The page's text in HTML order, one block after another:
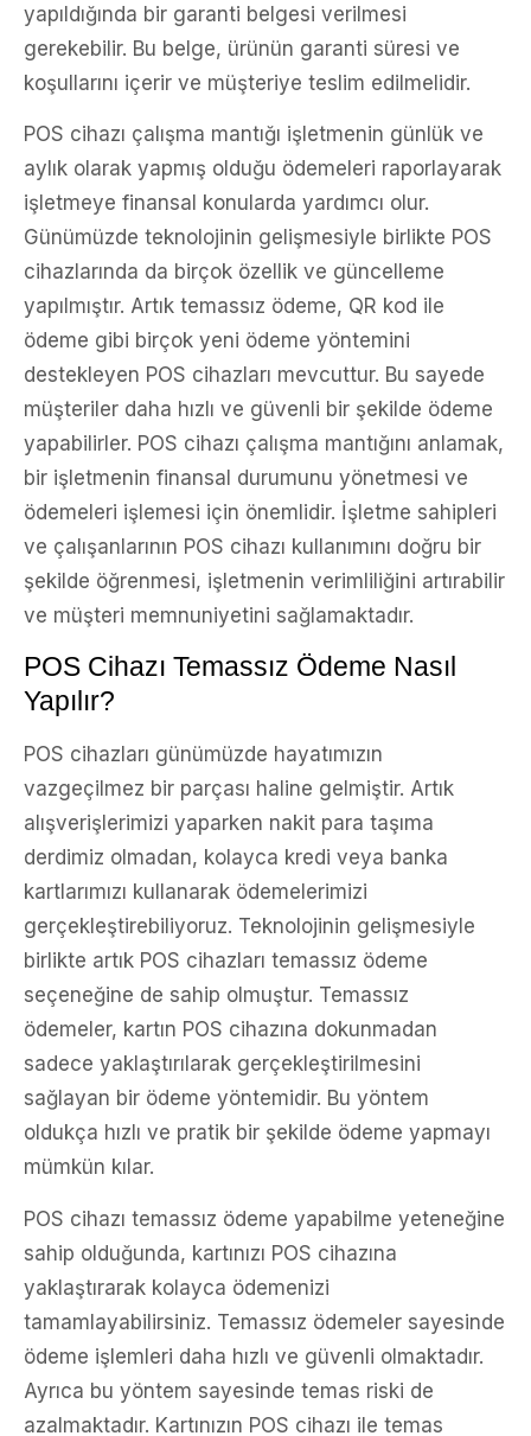
yapıldığında bir garanti belgesi verilmesi
gerekebilir. Bu belge, ürünün garanti süresi ve
koşullarını içerir ve müşteriye teslim edilmelidir.
POS cihazı çalışma mantığı işletmenin günlük ve
aylık olarak yapmış olduğu ödemeleri raporlayarak
işletmeye finansal konularda yardımcı olur.
Günümüzde teknolojinin gelişmesiyle birlikte POS
cihazlarında da birçok özellik ve güncelleme
yapılmıştır. Artık temassız ödeme, QR kod ile
ödeme gibi birçok yeni ödeme yöntemini
destekleyen POS cihazları mevcuttur. Bu sayede
müşteriler daha hızlı ve güvenli bir şekilde ödeme
yapabilirler. POS cihazı çalışma mantığını anlamak,
bir işletmenin finansal durumunu yönetmesi ve
ödemeleri işlemesi için önemlidir. İşletme sahipleri
ve çalışanlarının POS cihazı kullanımını doğru bir
şekilde öğrenmesi, işletmenin verimliliğini artırabilir
ve müşteri memnuniyetini sağlamaktadır.
POS Cihazı Temassız Ödeme Nasıl
Yapılır?
POS cihazları günümüzde hayatımızın
vazgeçilmez bir parçası haline gelmiştir. Artık
alışverişlerimizi yaparken nakit para taşıma
derdimiz olmadan, kolayca kredi veya banka
kartlarımızı kullanarak ödemelerimizi
gerçekleştirebiliyoruz. Teknolojinin gelişmesiyle
birlikte artık POS cihazları temassız ödeme
seçeneğine de sahip olmuştur. Temassız
ödemeler, kartın POS cihazına dokunmadan
sadece yaklaştırılarak gerçekleştirilmesini
sağlayan bir ödeme yöntemidir. Bu yöntem
oldukça hızlı ve pratik bir şekilde ödeme yapmayı
mümkün kılar.
POS cihazı temassız ödeme yapabilme yeteneğine
sahip olduğunda, kartınızı POS cihazına
yaklaştırarak kolayca ödemenizi
tamamlayabilirsiniz. Temassız ödemeler sayesinde
ödeme işlemleri daha hızlı ve güvenli olmaktadır.
Ayrıca bu yöntem sayesinde temas riski de
azalmaktadır. Kartınızın POS cihazı ile temas